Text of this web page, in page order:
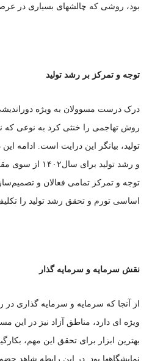
بود، روشی که چالشهای بسیاری در
توجه و تمرکز بر رشد تولید
درک درست مسوولان به ویژه
روش تهاجمی را خنثی کرد به نوعی که
تولید، بیانگر این درایت است. ادامه
و رشد تولید
توجه و تمرکز تمامی فعالان و
اساسی تورم و تحقق رشد تولید را
نقش سرمایه و سرمایه گذار
از آنجا که سرمایه و سرمایه گذاری در
ویژه ای دارد، مناطق آزاد نیز در این
بهترین ابزار برای تحقق این مهم،
نمایشگاهها بود. در این رابطه شاهد